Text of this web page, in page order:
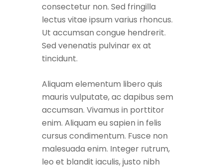
consectetur non. Sed fringilla
lectus vitae ipsum varius rhoncus.
Ut accumsan congue hendrerit.
Sed venenatis pulvinar ex at
tincidunt.
Aliquam elementum libero quis
mauris vulputate, ac dapibus sem
accumsan. Vivamus in porttitor
enim. Aliquam eu sapien in felis
cursus condimentum. Fusce non
malesuada enim. Integer rutrum,
leo et blandit iaculis, justo nibh